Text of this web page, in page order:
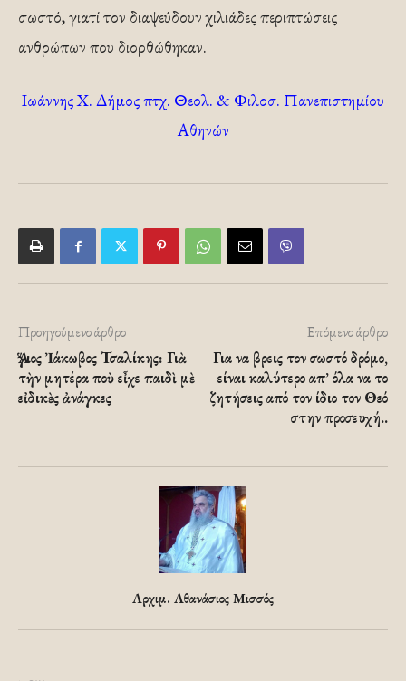
σωστό, γιατί τον διαψεύδουν χιλιάδες περιπτώσεις
ανθρώπων που διορθώθηκαν.
Ιωάννης Χ. Δήμος πτχ. Θεολ. & Φιλοσ. Πανεπιστημίου
Αθηνών
Προηγούμενο άρθρο
Ἅγιος Ἰάκωβος Τσαλίκης: Γιὰ
τὴν μητέρα ποὺ εἶχε παιδὶ μὲ
εἰδικὲς ἀνάγκες
Επόμενο άρθρο
Για να βρεις τον σωστό δρόμο,
είναι καλύτερο απ’ όλα να το
ζητήσεις από τον ίδιο τον Θεό
στην προσευχή..
Αρχιμ. Αθανάσιος Μισσός